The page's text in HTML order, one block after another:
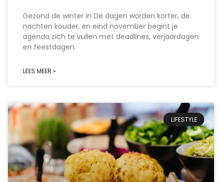
Gezond de winter in De dagen worden korter, de
nachten kouder, en eind november begint je
agenda zich te vullen met deadlines, verjaardagen
en feestdagen.
LEES MEER »
LIFESTYLE